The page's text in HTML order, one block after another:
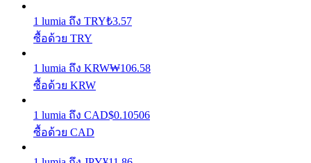
Launchpool
1 lumia ถึง TRY₺3.57
ซื้อด้วย TRY
1 lumia ถึง KRW₩106.58
ซื้อด้วย KRW
1 lumia ถึง CAD$0.10506
ซื้อด้วย CAD